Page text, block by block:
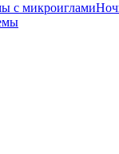
с микроиглами